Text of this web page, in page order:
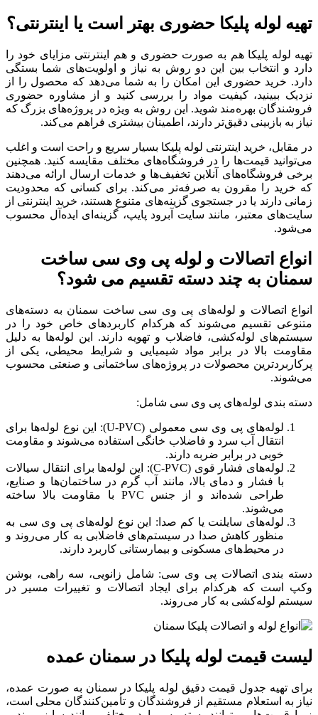
تهیه لوله پلیکا حضوری بهتر است یا اینترنتی؟
تهیه لوله پلیکا هم به‌ صورت حضوری و هم اینترنتی مزایای خود را
دارد و انتخاب بین این دو روش به نیاز و اولویت‌های شما بستگی
دارد. خرید حضوری این امکان را به شما می‌دهد که محصول را از
نزدیک ببینید، کیفیت مواد را بررسی کنید و از مشاوره حضوری
فروشندگان بهره‌مند شوید. این روش به ‌ویژه در پروژه‌های بزرگ که
نیاز به بازبینی دقیق‌تر دارند، اطمینان بیشتری فراهم می‌کند.
در مقابل، خرید اینترنتی لوله پلیکا بسیار سریع و راحت است و اغلب
می‌توانید قیمت‌ها را در فروشگاه‌های مختلف مقایسه کنید. همچنین
برخی فروشگاه‌های آنلاین تخفیف‌ها و خدمات ارسال ارائه می‌دهند
که خرید را مقرون ‌به ‌صرفه‌تر می‌کند. برای کسانی که محدودیت
زمانی دارند یا در جستجوی گزینه‌های متنوع هستند، خرید اینترنتی از
سایت‌های معتبر، مانند سایت آبرود پایپ، گزینه‌ای ایده‌آل محسوب
می‌شود.
انواع اتصالات و لوله پی وی سی ساخت
سمنان به چند دسته تقسیم می شود؟
انواع اتصالات و لوله‌های پی وی سی ساخت سمنان به دسته‌های
متنوعی تقسیم می‌شوند که هرکدام کاربردهای خاص خود را در
سیستم‌های لوله‌کشی، فاضلاب و تهویه دارند. این لوله‌ها به دلیل
مقاومت بالا در برابر مواد شیمیایی و شرایط محیطی، یکی از
پرکاربردترین محصولات در پروژه‌های ساختمانی و صنعتی محسوب
می‌شوند.
دسته ‌بندی لوله‌های پی وی سی شامل:
لوله‌های پی وی سی معمولی (U-PVC): این نوع لوله‌ها برای
انتقال آب سرد و فاضلاب خانگی استفاده می‌شوند و مقاومت
خوبی در برابر ضربه دارند.
لوله‌های فشار قوی (C-PVC): این لوله‌ها برای انتقال سیالات
با فشار و دمای بالا، مانند آب گرم در ساختمان‌ها و صنایع،
طراحی شده‌اند و از جنس PVC با مقاومت بالا ساخته
می‌شوند.
لوله‌های سایلنت یا کم‌ صدا: این نوع لوله‌های پی وی سی به
‌منظور کاهش صدا در سیستم‌های فاضلابی به کار می‌روند و
در محیط‌های مسکونی و بیمارستانی کاربرد دارند.
دسته‌ بندی اتصالات پی وی سی: شامل زانویی، سه ‌راهی، بوشن
وکپ است که هرکدام برای ایجاد اتصالات و تغییرات مسیر در
سیستم لوله‌کشی به کار می‌روند.
لیست قیمت لوله پلیکا در سمنان عمده
برای تهیه جدول قیمت دقیق لوله پلیکا در سمنان به‌ صورت عمده،
نیاز به استعلام مستقیم از فروشندگان و تأمین‌کنندگان محلی است،